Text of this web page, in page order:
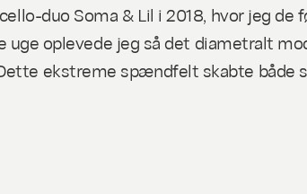
duo Soma & Lil i 2018, hvor jeg de
uge oplevede jeg så det diametralt
ekstreme spændfelt skabte både